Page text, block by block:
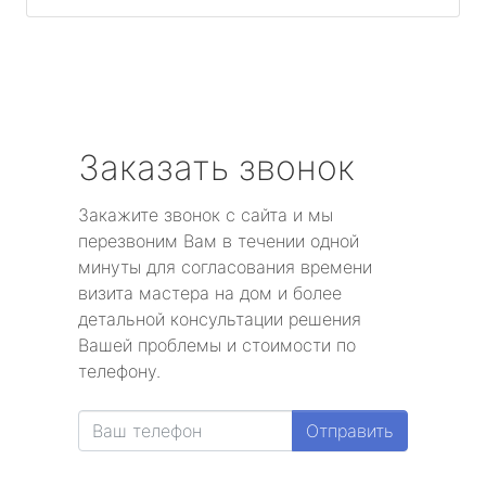
Заказать звонок
Закажите звонок с сайта и мы
перезвоним Вам в течении одной
минуты для согласования времени
визита мастера на дом и более
детальной консультации решения
Вашей проблемы и стоимости по
телефону.
Отправить